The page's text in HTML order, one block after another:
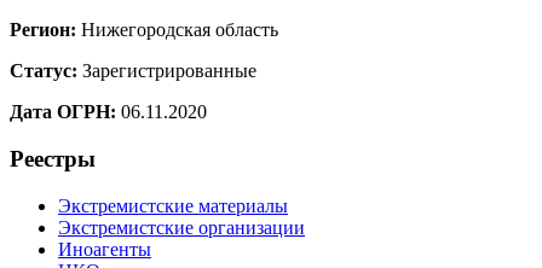
Регион: Нижегородская область
Статус: Зарегистрированные
Дата ОГРН: 06.11.2020
Реестры
Экстремистские материалы
Экстремистские организации
Иноагенты